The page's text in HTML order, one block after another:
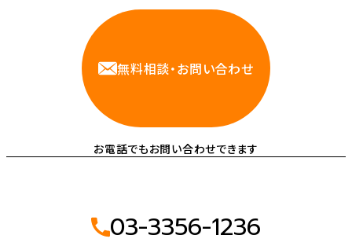
無料相談・お問い合わせ
お電話でもお問い合わせできます
03-3356-1236